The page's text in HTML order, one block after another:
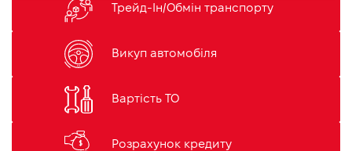
Трейд-Ін/Обмін транспорту
Викуп автомобіля
Вартість ТО
Розрахунок кредиту